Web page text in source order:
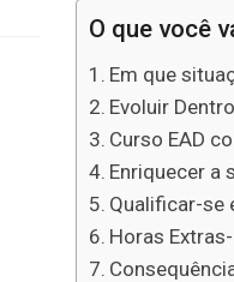
O que você
Em que
Evoluir
Curso EAD
Enriquecer a
Qualificar-se
Horas